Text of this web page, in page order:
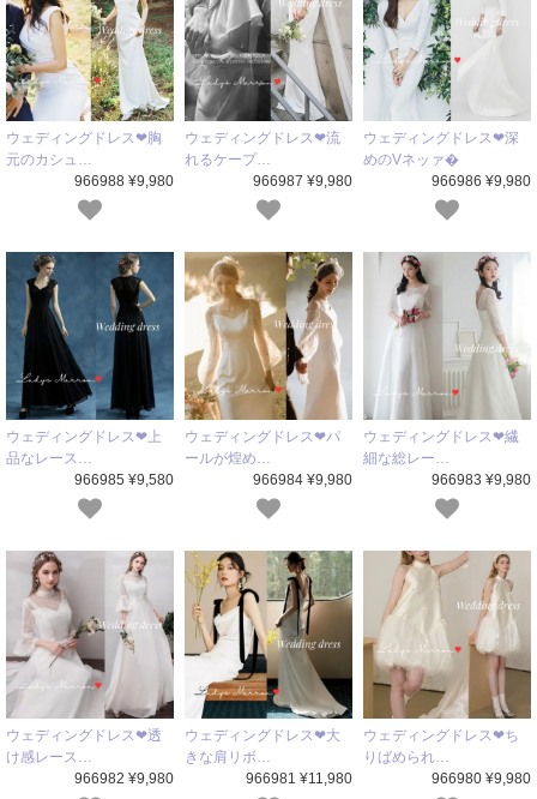
ウェディングドレス❤胸
元のカシュ…
966988 ¥9,980
ウェディングドレス❤流
れるケープ…
966987 ¥9,980
ウェディングドレス❤深
めのVネッァ�
966986 ¥9,980
ウェディングドレス❤上
品なレース…
966985 ¥9,580
ウェディングドレス❤パ
ールが煌め…
966984 ¥9,980
ウェディングドレス❤繊
細な総レー…
966983 ¥9,980
ウェディングドレス❤透
け感レース…
966982 ¥9,980
ウェディングドレス❤大
きな肩リボ…
966981 ¥11,980
ウェディングドレス❤ち
りばめられ…
966980 ¥9,980